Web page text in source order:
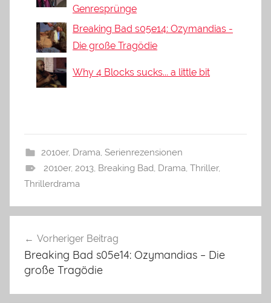
Genresprünge
Breaking Bad s05e14: Ozymandias -
Die große Tragödie
Why 4 Blocks sucks... a little bit
2010er, Drama Serienrezensionen
2010er, 2013, Breaking Bad Drama Thriller,
Thrillerdrama
Vorheriger Beitrag
Breaking Bad s05e14: Ozymandias – Die
große Tragödie